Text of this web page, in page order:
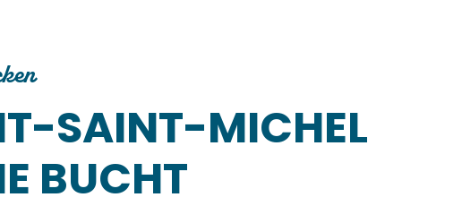
SAINT-MICHEL
BUCHT